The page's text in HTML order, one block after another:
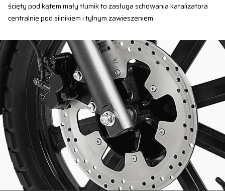
ścięty pod kątem mały tłumik to zasługa schowania katalizatora
centralnie pod silnikiem i tylnym zawieszeniem.